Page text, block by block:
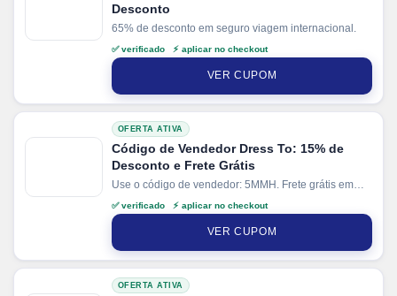
Desconto
65% de desconto em seguro viagem internacional.
✅ verificado ⚡ aplicar no checkout
VER CUPOM
OFERTA ATIVA
Código de Vendedor Dress To: 15% de
Desconto e Frete Grátis
Use o código de vendedor: 5MMH. Frete grátis em
compras acima de R$500.
✅ verificado ⚡ aplicar no checkout
VER CUPOM
OFERTA ATIVA